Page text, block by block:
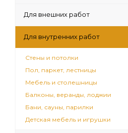
Для внешних работ
Для внутренних работ
Стены и потолки
Пол, паркет, лестницы
Мебель и столешницы
Балконы, веранды, лоджии
Бани, сауны, парилки
Детская мебель и игрушки